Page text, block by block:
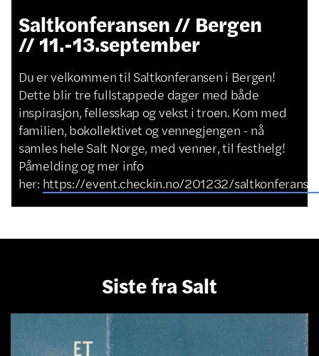
Saltkonferansen // Bergen
// 11.-13.september
Du er velkommen til Saltkonferansen i Bergen!
Dette blir tre fullstappede dager med både
inspirasjon, fellesskap og vekst i troen. Kom med
familien, bokollektivet og vennegjengen - nå
samles hele Salt Norge, med venner, til festhelg!
Påmelding og mer info
her: https://event.checkin.no/201232/
Siste fra Salt